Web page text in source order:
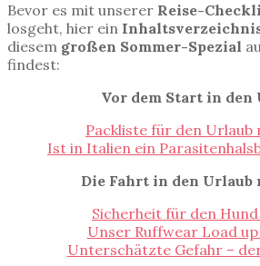
Bevor es mit unserer Reise-
losgeht, hier ein
diesem großen Sommer-Spezial
findest:
Vor dem Start in den
Packliste für den Urlaub
Ist in Italien ein
Die Fahrt in den Urlaub
Sicherheit für den
Unser Ruffwear Load
Unterschätzte Gefahr –